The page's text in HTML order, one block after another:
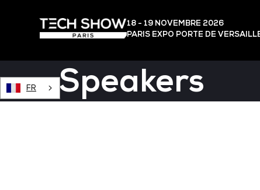
18 - 19 NOVEMBRE 2026
PARIS EXPO PORTE DE
FR Speakers